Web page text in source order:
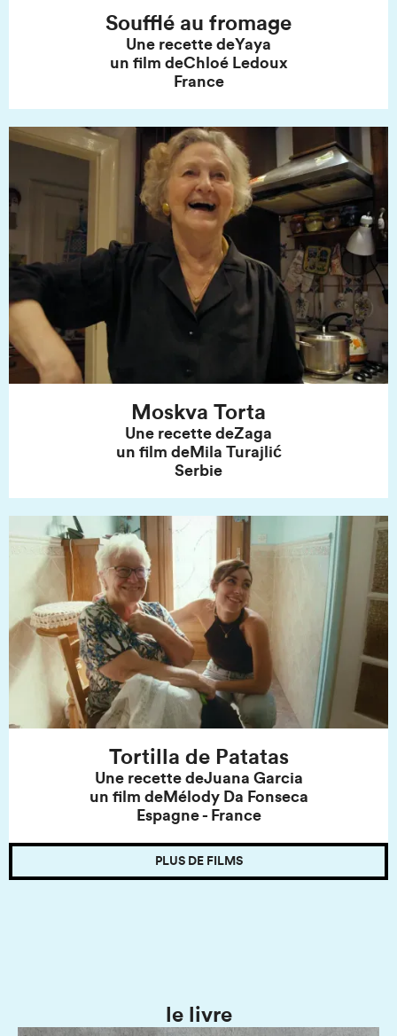
Soufflé au fromage
Une recette deYaya
un film deChloé Ledoux
France
Moskva Torta
Une recette deZaga
un film deMila Turajlić
Serbie
Tortilla de Patatas
Une recette deJuana Garcia
un film deMélody Da Fonseca
Espagne - France
PLUS DE FILMS
le livre